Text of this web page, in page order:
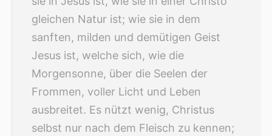
gleichen Natur ist; wie sie in dem
sanften, milden und demütigen Geist
Jesus ist, welche sich, wie die
Morgensonne, über die Seelen der
Frommen, voller Licht und Leben
ausbreitet. Es nützt wenig, Christus
selbst nur nach dem Fleisch zu kennen;